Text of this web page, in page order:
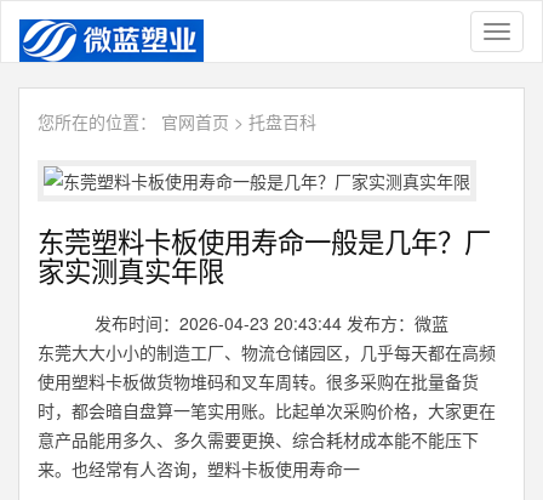
您所在的位置： 官网首页 > 托盘百科
东莞塑料卡板使用寿命一般是几年？厂
家实测真实年限
发布时间：2026-04-23 20:43:44 发布方：微蓝
东莞大大小小的制造工厂、物流仓储园区，几乎每天都在高频
使用塑料卡板做货物堆码和叉车周转。很多采购在批量备货
时，都会暗自盘算一笔实用账。比起单次采购价格，大家更在
意产品能用多久、多久需要更换、综合耗材成本能不能压下
来。也经常有人咨询，塑料卡板使用寿命一